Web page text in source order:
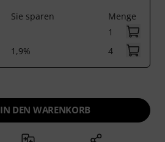
Sie sparen
Menge
1
1,9% 4
IN DEN WARENKORB